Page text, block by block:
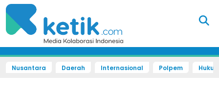
Nusantara Daerah Internasional Polpem